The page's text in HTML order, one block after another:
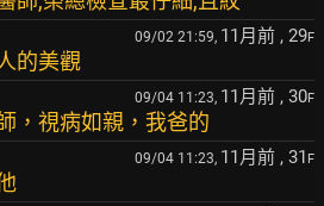
09/02 21:59, 11月前 , 29F
的美觀
09/04 11:23, 11月前 , 30F
，視病如親，我爸的
09/04 11:23, 11月前 , 31 F